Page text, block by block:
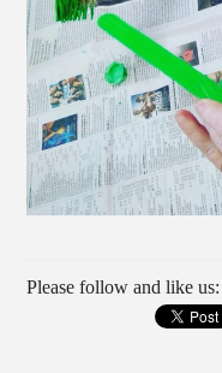
Please follow and like us: